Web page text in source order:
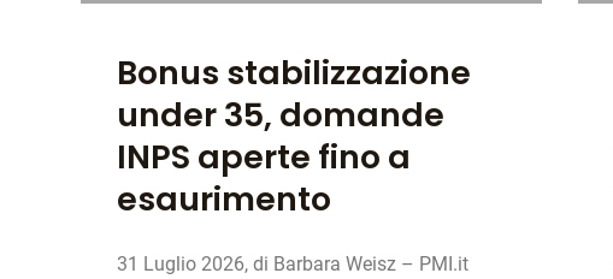
Bonus stabilizzazione
under 35, domande
INPS aperte fino a
esaurimento
31 Luglio 2026, di Barbara Weisz – PMI.it